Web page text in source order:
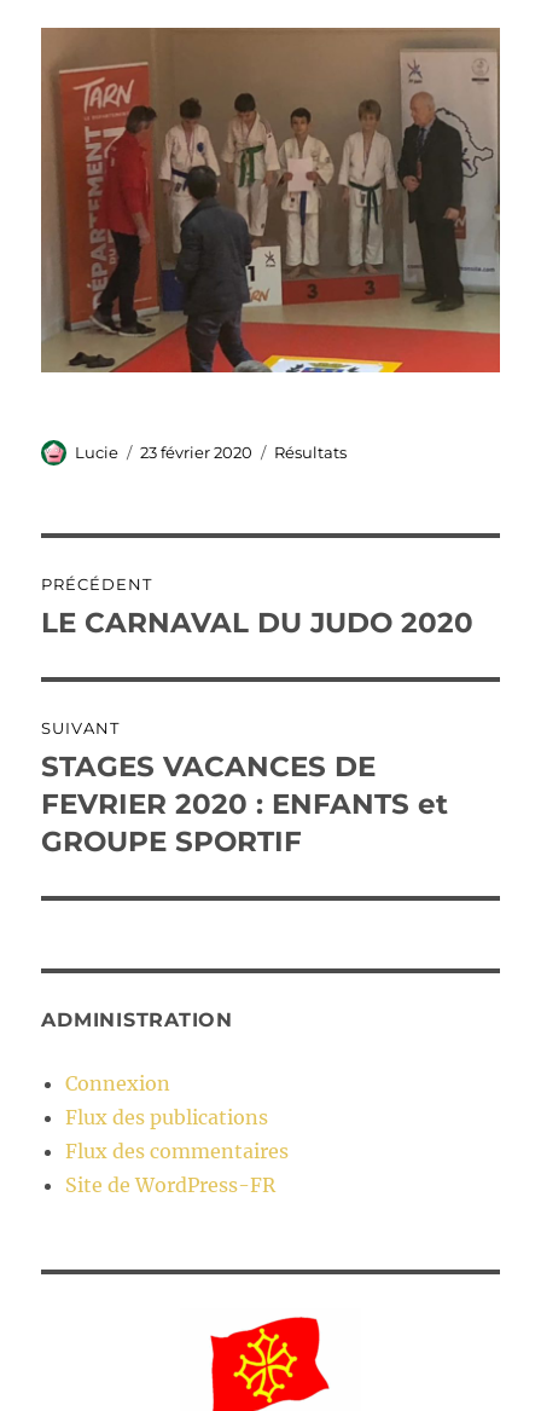
Auteur
Lucie
Publié
23 février 2020 Catégories
Résultats
de
PRÉCÉDENT
Publication
LE CARNAVAL DU JUDO 2020
SUIVANT
Publication
suivante :
STAGES VACANCES DE
FEVRIER 2020 : ENFANTS et
GROUPE SPORTIF
ADMINISTRATION
Connexion
Flux des publications
Flux des commentaires
Site de WordPress-FR